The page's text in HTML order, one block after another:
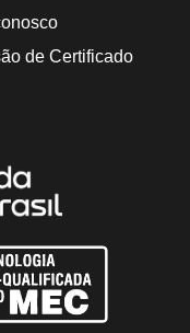
de Certificado